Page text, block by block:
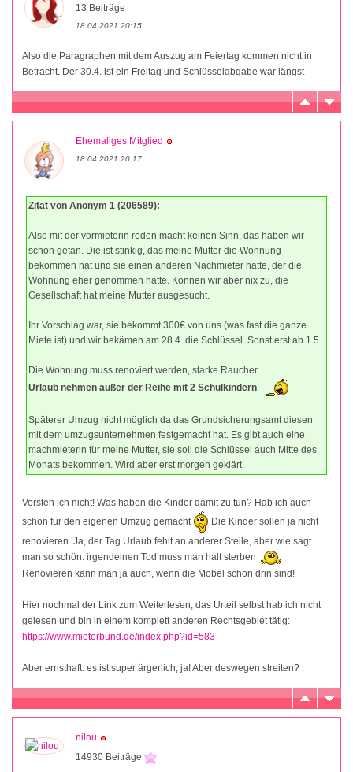
13 Beiträge
18.04.2021 20:15
Also die Paragraphen mit dem Auszug am Feiertag kommen nicht in
Betracht. Der 30.4. ist ein Freitag und Schlüsselabgabe war längst
Ehemaliges Mitglied
18.04.2021 20:17
Zitat von Anonym 1 (206589):
Also mit der vormieterin reden macht keinen Sinn, das haben wir
schon getan. Die ist stinkig, das meine Mutter die Wohnung
bekommen hat und sie einen anderen Nachmieter hatte, der die
Wohnung eher genommen hätte. Können wir aber nix zu, die
Gesellschaft hat meine Mutter ausgesucht.
Ihr Vorschlag war, sie bekommt 300€ von uns (was fast die ganze
Miete ist) und wir bekämen am 28.4. die Schlüssel. Sonst erst ab 1.5.
Die Wohnung muss renoviert werden, starke Raucher.
Urlaub nehmen außer der Reihe mit 2 Schulkindern
Späterer Umzug nicht möglich da das Grundsicherungsamt diesen
mit dem umzugsunternehmen festgemacht hat. Es gibt auch eine
machmieterin für meine Mutter, sie soll die Schlüssel auch Mitte des
Monats bekommen. Wird aber erst morgen geklärt.
Versteh ich nicht! Was haben die Kinder damit zu tun? Hab ich auch
schon für den eigenen Umzug gemacht
Die Kinder sollen ja nicht
renovieren. Ja, der Tag Urlaub fehlt an anderer Stelle, aber wie sagt
man so schön: irgendeinen Tod muss man halt sterben
Renovieren kann man ja auch, wenn die Möbel schon drin sind!
Hier nochmal der Link zum Weiterlesen, das Urteil selbst hab ich nicht
gelesen und bin in einem komplett anderen Rechtsgebiet tätig:
https://www.mieterbund.de/index.php?id=583
Aber ernsthaft: es ist super ärgerlich, ja! Aber deswegen streiten?
nilou
14930 Beiträge